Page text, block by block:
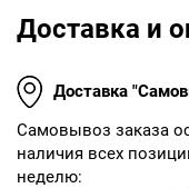
Доставка и
Доставка
Cамовывоз заказа
наличия всех
неделю: